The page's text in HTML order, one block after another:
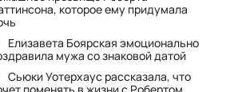
которое ему придумала
Елизавета Боярская эмоционально
мужа со знаковой датой
Сьюки Уотерхаус рассказала, что